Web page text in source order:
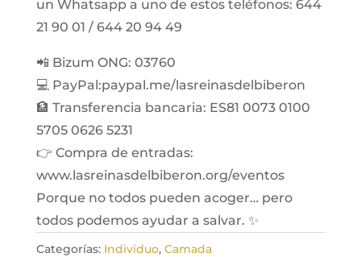
un Whatsapp a uno de estos teléfonos: 644
21 90 01 / 644 20 94 49
📲 Bizum ONG: 03760
💻 PayPal:paypal.me/lasreinasdelbiberon
🏦 Transferencia bancaria: ES81 0073 0100
5705 0626 5231
👉 Compra de entradas:
www.lasreinasdelbiberon.org/eventos
Porque no todos pueden acoger… pero
todos podemos ayudar a salvar. ✨
Categorías: Individuo, Camada